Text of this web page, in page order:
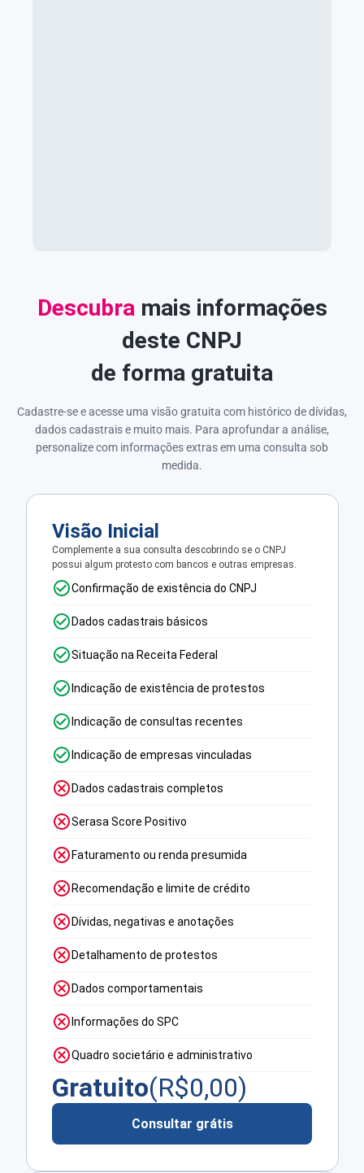
Descubra mais informações
deste CNPJ
de forma gratuita
Cadastre-se e acesse uma visão gratuita com histórico de dívidas,
dados cadastrais e muito mais. Para aprofundar a análise,
personalize com informações extras em uma consulta sob
medida.
Visão Inicial
Complemente a sua consulta descobrindo se o CNPJ
possui algum protesto com bancos e outras empresas.
Confirmação de existência do CNPJ
Dados cadastrais básicos
Situação na Receita Federal
Indicação de existência de protestos
Indicação de consultas recentes
Indicação de empresas vinculadas
Dados cadastrais completos
Serasa Score Positivo
Faturamento ou renda presumida
Recomendação e limite de crédito
Dívidas, negativas e anotações
Detalhamento de protestos
Dados comportamentais
Informações do SPC
Quadro societário e administrativo
Gratuito(R$0,00)
Consultar grátis